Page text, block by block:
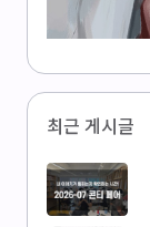
최근 게시글